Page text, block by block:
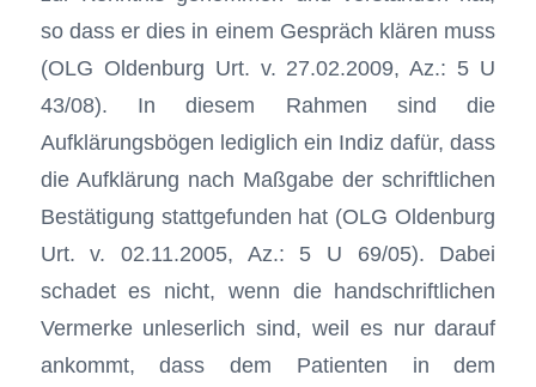
so dass er dies in einem Gespräch klären muss
(OLG Oldenburg Urt. v. 27.02.2009, Az.: 5 U
43/08). In diesem Rahmen sind die
Aufklärungsbögen lediglich ein Indiz dafür, dass
die Aufklärung nach Maßgabe der schriftlichen
Bestätigung stattgefunden hat (OLG Oldenburg
Urt. v. 02.11.2005, Az.: 5 U 69/05). Dabei
schadet es nicht, wenn die handschriftlichen
Vermerke unleserlich sind, weil es nur darauf
ankommt, dass dem Patienten in dem